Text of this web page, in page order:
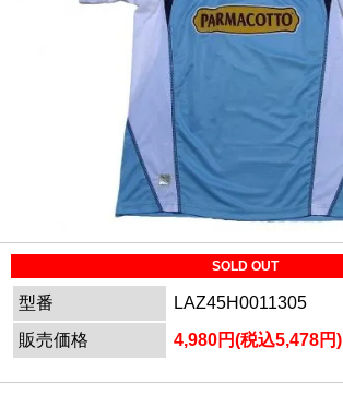
SOLD OUT
型番
LAZ45H0011305
販売価格
4,980円(税込5,478円)